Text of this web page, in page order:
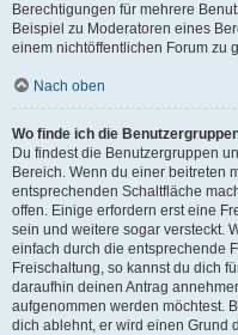
Berechtigungen für mehrere
Beispiel zu Moderatoren eines
einem nichtöffentlichen Forum zu
Nach oben
Wo finde ich die
Du findest die Benutzergruppen
Bereich. Wenn du einer beitreten
entsprechenden Schaltfläche
offen. Einige erfordern erst eine
sein und weitere sogar versteckt.
einfach durch die entsprechende
Freischaltung, so kannst du dich
daraufhin deinen Antrag
aufgenommen werden möchtest.
dich ablehnt, er wird einen Grund